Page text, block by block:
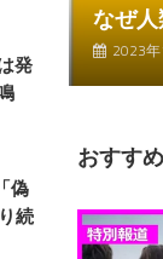
発
偽
続
なぜ
2023
おすす